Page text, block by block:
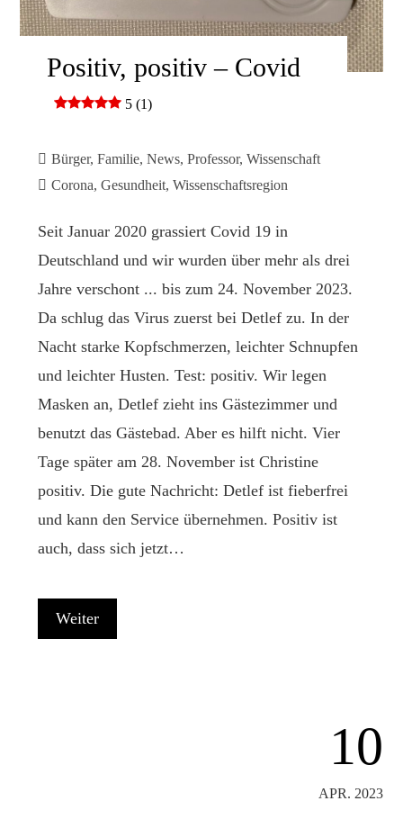
Positiv, positiv – Covid
5 (1)
Bürger,Familie,News,Professor,Wissenschaft
Corona,Gesundheit,Wissenschaftsregion
Seit Januar 2020 grassiert Covid 19 in
Deutschland und wir wurden über mehr als drei
Jahre verschont ... bis zum 24. November 2023.
Da schlug das Virus zuerst bei Detlef zu. In der
Nacht starke Kopfschmerzen, leichter Schnupfen
und leichter Husten. Test: positiv. Wir legen
Masken an, Detlef zieht ins Gästezimmer und
benutzt das Gästebad. Aber es hilft nicht. Vier
Tage später am 28. November ist Christine
positiv. Die gute Nachricht: Detlef ist fieberfrei
und kann den Service übernehmen. Positiv ist
auch, dass sich jetzt…
Weiter
10
APR. 2023